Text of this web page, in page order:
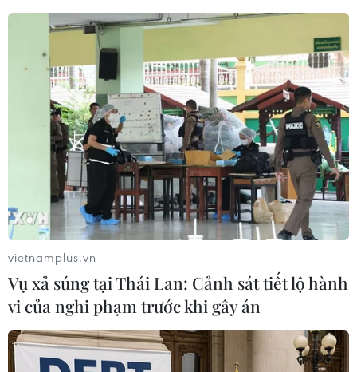
Theo dõi VietnamPlus
TIN LIÊN QUAN
vietnamplus.vn
Vụ xả súng tại Thái Lan: Cảnh sát tiết lộ hành
vi của nghi phạm trước khi gây án